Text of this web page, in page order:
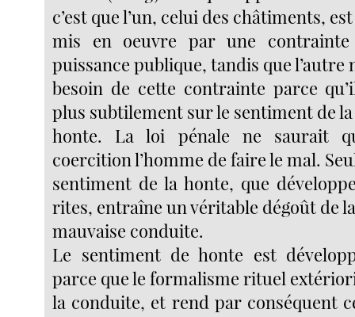
c’est que l’un, celui des châtiments, est
mis en oeuvre par une
puissance publique, tandis que l’autre
besoin de cette contrainte parce
plus subtilement sur le sentiment de la
honte. La loi pénale ne saurait
coercition l’homme de faire le mal.
sentiment de la honte, que
rites, entraîne un véritable dégoût de
mauvaise conduite.
Le sentiment de honte est
parce que le formalisme rituel
la conduite, et rend par conséquent